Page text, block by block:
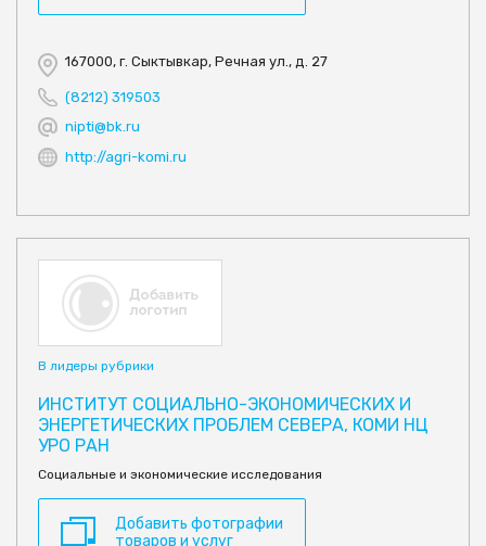
167000, г. Сыктывкар, Речная ул., д. 27
(8212) 319503
nipti@bk.ru
http://agri-komi.ru
В лидеры рубрики
ИНСТИТУТ СОЦИАЛЬНО-ЭКОНОМИЧЕСКИХ И
ЭНЕРГЕТИЧЕСКИХ ПРОБЛЕМ СЕВЕРА, КОМИ НЦ
УРО РАН
Социальные и экономические исследования
Добавить фотографии
товаров и услуг